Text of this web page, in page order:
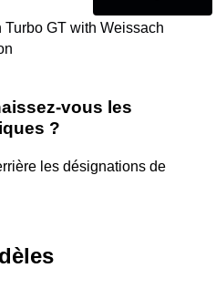
Turbo GT with Weissach
vous les
?
les désignations de